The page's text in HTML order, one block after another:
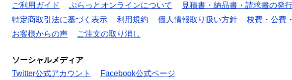
ご利用ガイド
ぷらっとオンラインについて 見積書・納品書・請求書の発
特定商取引法に基づく表示
利用規約 個人情報取り扱い方針 校費・公費
お客様からの声
ご注文の取り消し
ソーシャルメディア
Twitter公式アカウント
Facebook公式ページ